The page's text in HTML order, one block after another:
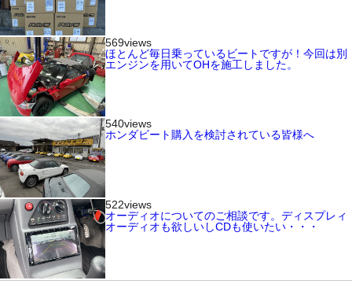
569views
ほとんど毎日乗っているビートですが！今回は別
エンジンを用いてOHを施工しました。
540views
ホンダビート購入を検討されている皆様へ
522views
オーディオについてのご相談です。ディスプレィ
オーディオも欲しいしCDも使いたい・・・